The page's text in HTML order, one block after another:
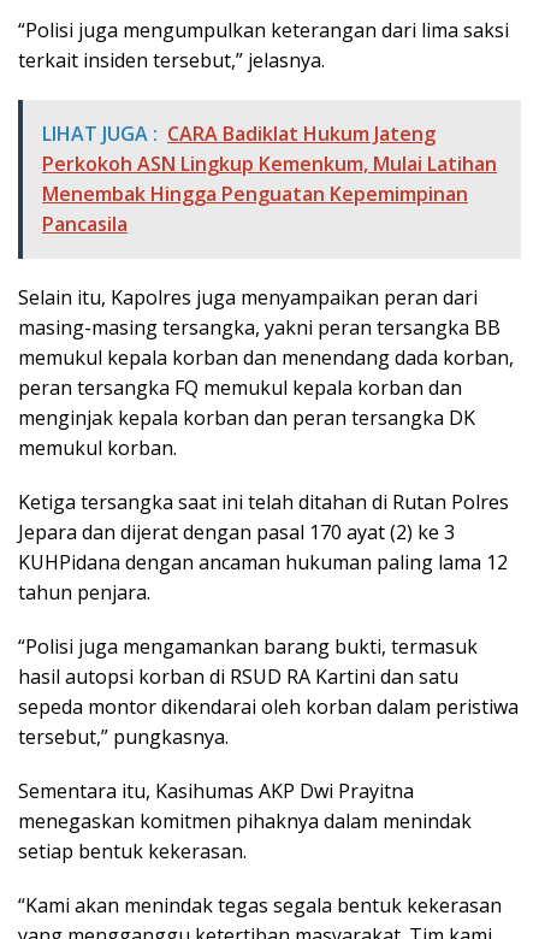
“Polisi juga mengumpulkan keterangan dari lima saksi
terkait insiden tersebut,” jelasnya.
LIHAT JUGA : CARA Badiklat Hukum Jateng
Perkokoh ASN Lingkup Kemenkum, Mulai Latihan
Menembak Hingga Penguatan Kepemimpinan
Pancasila
Selain itu, Kapolres juga menyampaikan peran dari
masing-masing tersangka, yakni peran tersangka BB
memukul kepala korban dan menendang dada korban,
peran tersangka FQ memukul kepala korban dan
menginjak kepala korban dan peran tersangka DK
memukul korban.
Ketiga tersangka saat ini telah ditahan di Rutan Polres
Jepara dan dijerat dengan pasal 170 ayat (2) ke 3
KUHPidana dengan ancaman hukuman paling lama 12
tahun penjara.
“Polisi juga mengamankan barang bukti, termasuk
hasil autopsi korban di RSUD RA Kartini dan satu
sepeda montor dikendarai oleh korban dalam peristiwa
tersebut,” pungkasnya.
Sementara itu, Kasihumas AKP Dwi Prayitna
menegaskan komitmen pihaknya dalam menindak
setiap bentuk kekerasan.
“Kami akan menindak tegas segala bentuk kekerasan